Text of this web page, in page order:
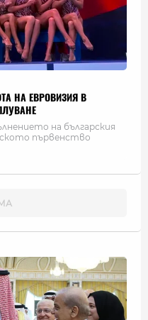
НА ЕВРОВИЗИЯ В
на българския
първенство